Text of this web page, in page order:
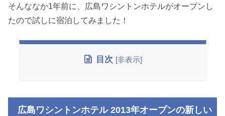
そんななか1年前に、広島ワシントンホテルがオープンし
たので試しに宿泊してみました！
目次 [非表示]
広島ワシントンホテル 2013年オープンの新しい